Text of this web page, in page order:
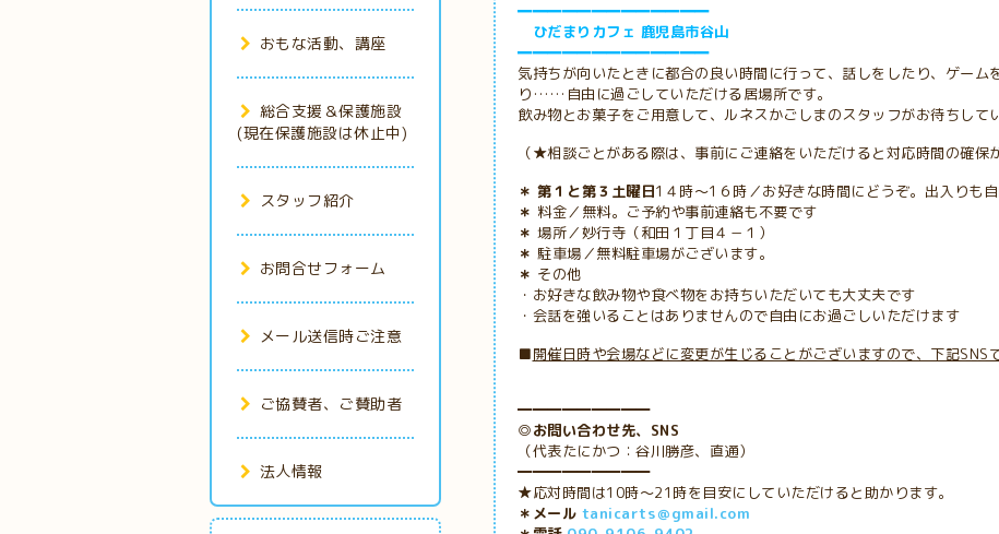
━━━━━━━━━━━━━
ひだまりカフェ 鹿児島市谷山
━━━━━━━━━━━━━
気持ちが向いたときに都合の良い時間に行って、話しをしたり、ゲーム
り……自由に過ごしていただける居場所です。
飲み物とお菓子をご用意して、ルネスかごしまのスタッフがお待ちして
（★相談ごとがある際は、事前にご連絡をいただけると対応時間の確保
＊ 第１と第３土曜日1４時～1６時／お好きな時間にどうぞ。出入りも
＊ 料金／無料。ご予約や事前連絡も不要です
＊ 場所／妙行寺（和田１丁目４－１）
＊ 駐車場／無料駐車場がございます。
＊ その他
・お好きな飲み物や食べ物をお持ちいただいても大丈夫です
・会話を強いることはありませんので自由にお過ごしいただけます
■開催日時や会場などに変更が生じることがございますので、下記SNS
━━━━━━━━━
◎お問い合わせ先、SNS
（代表たにかつ：谷川勝彦、直通）
━━━━━━━━━
★応対時間は10時～21時を目安にしていただけると助かります。
＊メール tanicarts＠gmail.com
おもな活動、講座
総合支援＆保護施設
(現在保護施設は休止中)
スタッフ紹介
お問合せフォーム
メール送信時ご注意
ご協賛者、ご賛助者
法人情報